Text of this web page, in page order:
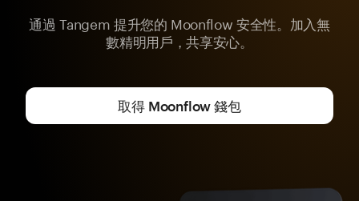
通過 Tangem 提升您的 Moonflow 安全性。加入無
數精明用戶，共享安心。
取得 Moonflow 錢包